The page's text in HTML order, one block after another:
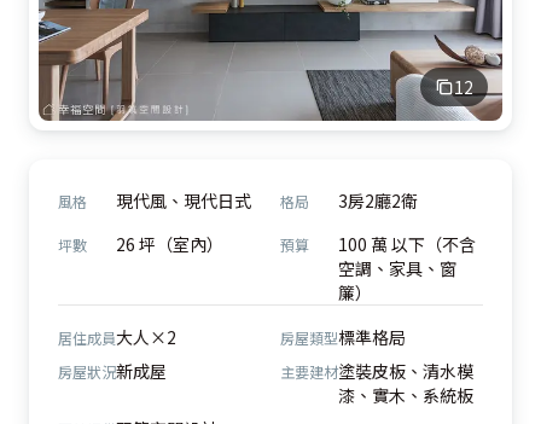
12
風格 現代風、現代日式 格局 3房2廳2衛
坪數 26 坪（室內） 預算
100 萬 以下（不含
空調、家具、窗
簾）
居住成員大人×2 房屋類型標準格局
房屋狀況新成屋 主要建材塗裝皮板、清水模
漆、實木、系統板